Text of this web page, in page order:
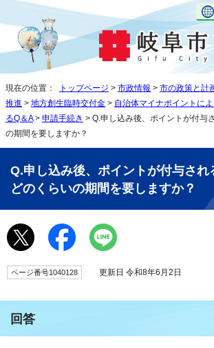
現在の位置： トップページ > 市政情報 > 市の政策と計
推進 > 地方創生臨時交付金 > 自治体マイナポイントに
るQ＆A> 申請手続き > Q.申し込み後、ポイントが付与
の期間を要しますか？
Q.申し込み後、ポイントが付与され
どのくらいの期間を要しますか？
ページ番号1040128 更新日 令和8年6月2日
回答